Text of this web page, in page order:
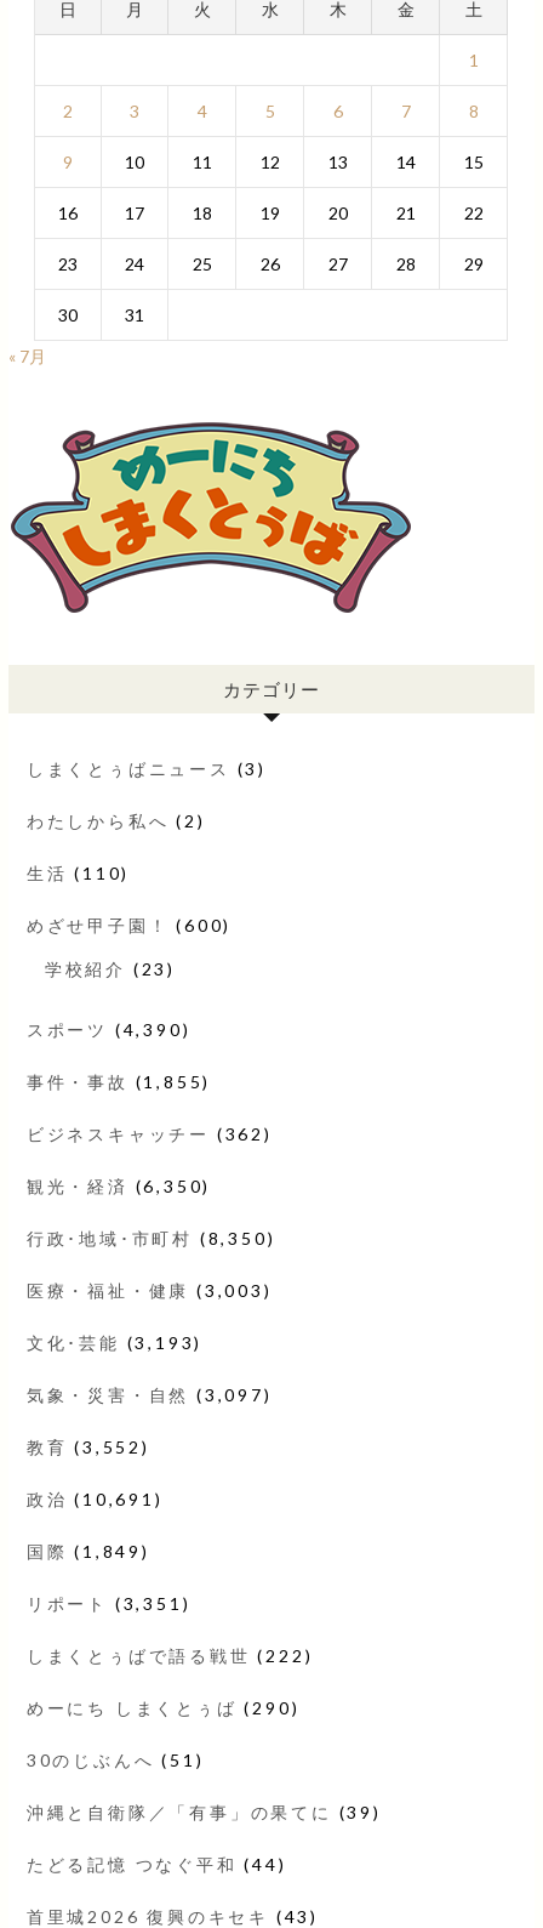
日 月 火 水 木 金 土
1
2 3 4 5 6 7 8
9 10 11 12 13 14 15
16 17 18 19 20 21 22
23 24 25 26 27 28 29
30
31
« 7月
カテゴリー
しまくとぅばニュース (3)
わたしから私へ (2)
生活 (110)
めざせ甲子園！ (600)
学校紹介 (23)
スポーツ (4,390)
事件・事故 (1,855)
ビジネスキャッチー (362)
観光・経済 (6,350)
行政･地域･市町村 (8,350)
医療・福祉・健康 (3,003)
文化･芸能 (3,193)
気象・災害・自然 (3,097)
教育 (3,552)
政治 (10,691)
国際 (1,849)
リポート (3,351)
しまくとぅばで語る戦世 (222)
めーにち しまくとぅば (290)
30のじぶんへ (51)
沖縄と自衛隊／「有事」の果てに (39)
たどる記憶 つなぐ平和 (44)
首里城2026 復興のキセキ (43)